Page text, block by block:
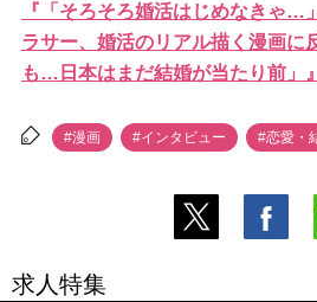
『「そろそろ婚活はじめなきゃ…
ラサー、婚活のリアル描く漫画に
も…日本はまだ結婚が当たり前」
#漫画 #インタビュー #恋愛・
求人特集